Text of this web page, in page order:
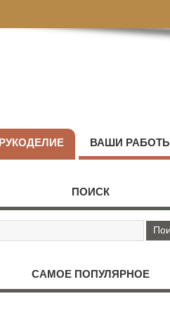
РУКОДЕЛИЕ ВАШИ РАБОТЫ
ПОИСК
САМОЕ ПОПУЛЯРНОЕ